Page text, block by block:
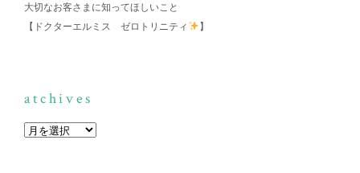
大切なお客さまに知ってほしいこと
【ドクターエルミス ゼロトリニティ
】
atchives